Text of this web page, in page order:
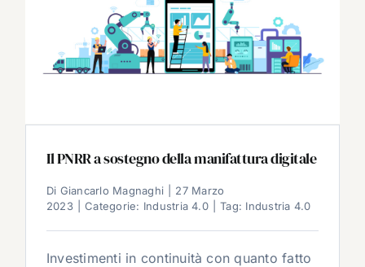
Il PNRR a sostegno della manifattura digitale
Di Giancarlo Magnaghi
27 Marzo
2023
Categorie: Industria 4.0 Tag: Industria 4.0
Investimenti in continuità con quanto fatto